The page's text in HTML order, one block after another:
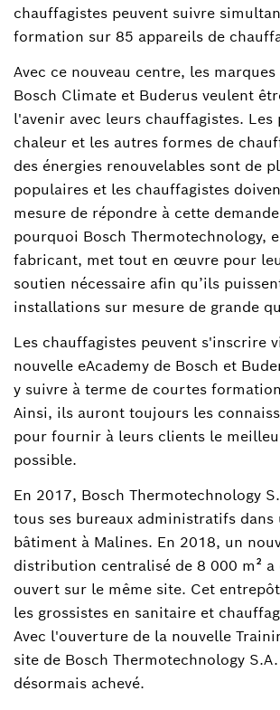
chauffagistes peuvent suivre
formation sur 85 appareils de
Avec ce nouveau centre, les
Bosch Climate et Buderus veulent
l'avenir avec leurs chauffagistes. Les
chaleur et les autres formes de
des énergies renouvelables sont de
populaires et les chauffagistes
mesure de répondre à cette
pourquoi Bosch Thermotechnology,
fabricant, met tout en œuvre pour
soutien nécessaire afin qu’ils
installations sur mesure de grande
Les chauffagistes peuvent s'inscrire
nouvelle eAcademy de Bosch et
y suivre à terme de courtes
Ainsi, ils auront toujours les
pour fournir à leurs clients le
possible.
En 2017, Bosch Thermotechnology
tous ses bureaux administratifs dans
bâtiment à Malines. En 2018, un
distribution centralisé de 8 000 m² a
ouvert sur le même site. Cet
les grossistes en sanitaire et
Avec l'ouverture de la nouvelle
site de Bosch Thermotechnology
désormais achevé.